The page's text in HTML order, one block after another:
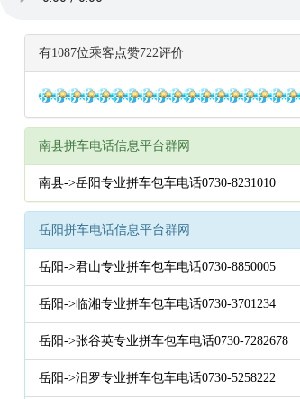
有1087位乘客点赞722评价
南县拼车电话信息平台群网
南县->岳阳专业拼车包车电话0730-8231010
岳阳拼车电话信息平台群网
岳阳->君山专业拼车包车电话0730-8850005
岳阳->临湘专业拼车包车电话0730-3701234
岳阳->张谷英专业拼车包车电话0730-7282678
岳阳->汨罗专业拼车包车电话0730-5258222